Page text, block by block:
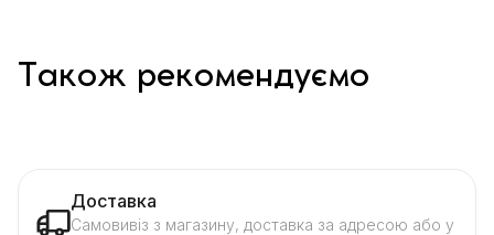
Також рекомендуємо
Доставка
Самовивіз з магазину, доставка за адресою або у